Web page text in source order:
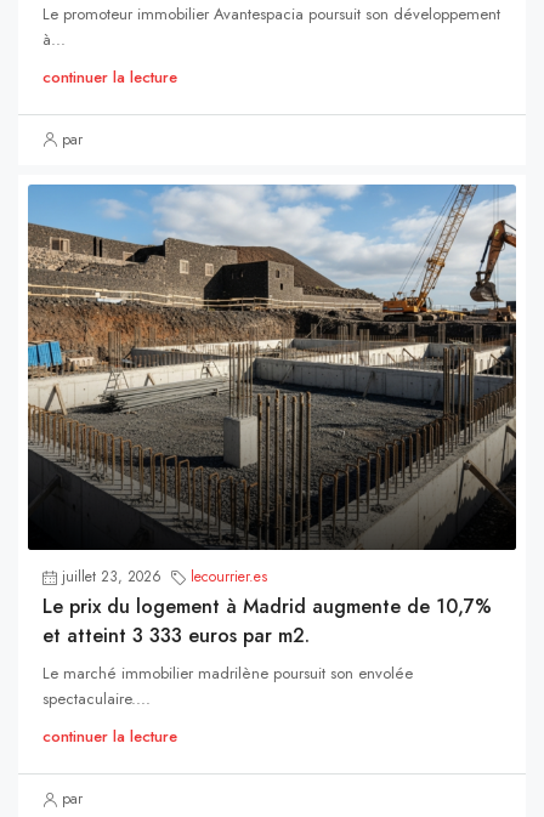
Le promoteur immobilier Avantespacia poursuit son développement
à...
continuer la lecture
par
juillet 23, 2026 lecourrier.es
Le prix du logement à Madrid augmente de 10,7%
et atteint 3 333 euros par m2.
Le marché immobilier madrilène poursuit son envolée
spectaculaire....
continuer la lecture
par